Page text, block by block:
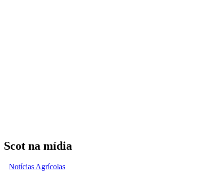
Scot na mídia
Notícias Agrícolas